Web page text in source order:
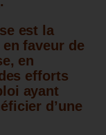
est la
faveur de
en
efforts
ayant
d’une